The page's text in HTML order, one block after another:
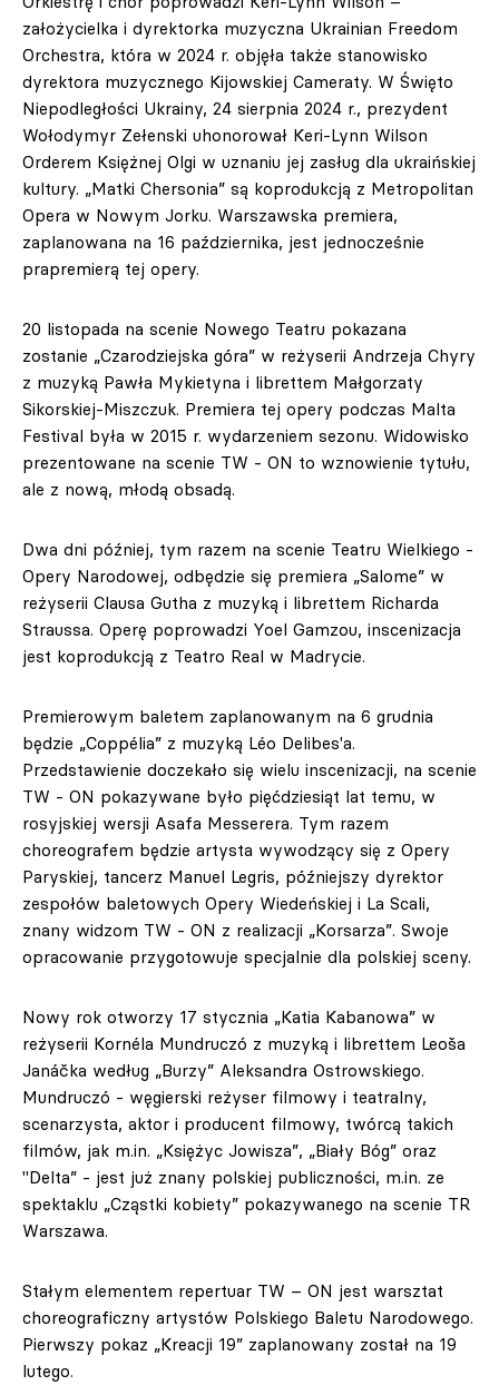
założycielka i dyrektorka muzyczna Ukrainian Freedom
Orchestra, która w 2024 r. objęła także stanowisko
dyrektora muzycznego Kijowskiej Cameraty. W Święto
Niepodległości Ukrainy, 24 sierpnia 2024 r., prezydent
Wołodymyr Zełenski uhonorował Keri-Lynn Wilson
Orderem Księżnej Olgi w uznaniu jej zasług dla ukraińskiej
kultury. „Matki Chersonia” są koprodukcją z Metropolitan
Opera w Nowym Jorku. Warszawska premiera,
zaplanowana na 16 października, jest jednocześnie
prapremierą tej opery.
20 listopada na scenie Nowego Teatru pokazana
zostanie „Czarodziejska góra” w reżyserii Andrzeja Chyry
z muzyką Pawła Mykietyna i librettem Małgorzaty
Sikorskiej-Miszczuk. Premiera tej opery podczas Malta
Festival była w 2015 r. wydarzeniem sezonu. Widowisko
prezentowane na scenie TW - ON to wznowienie tytułu,
ale z nową, młodą obsadą.
Dwa dni później, tym razem na scenie Teatru Wielkiego -
Opery Narodowej, odbędzie się premiera „Salome” w
reżyserii Clausa Gutha z muzyką i librettem Richarda
Straussa. Operę poprowadzi Yoel Gamzou, inscenizacja
jest koprodukcją z Teatro Real w Madrycie.
Premierowym baletem zaplanowanym na 6 grudnia
będzie „Coppélia” z muzyką Léo Delibes'a.
Przedstawienie doczekało się wielu inscenizacji, na scenie
TW - ON pokazywane było pięćdziesiąt lat temu, w
rosyjskiej wersji Asafa Messerera. Tym razem
choreografem będzie artysta wywodzący się z Opery
Paryskiej, tancerz Manuel Legris, późniejszy dyrektor
zespołów baletowych Opery Wiedeńskiej i La Scali,
znany widzom TW - ON z realizacji „Korsarza”. Swoje
opracowanie przygotowuje specjalnie dla polskiej sceny.
Nowy rok otworzy 17 stycznia „Katia Kabanowa” w
reżyserii Kornéla Mundruczó z muzyką i librettem Leoša
Janáčka według „Burzy” Aleksandra Ostrowskiego.
Mundruczó - węgierski reżyser filmowy i teatralny,
scenarzysta, aktor i producent filmowy, twórcą takich
filmów, jak m.in. „Księżyc Jowisza”, „Biały Bóg” oraz
"Delta” - jest już znany polskiej publiczności, m.in. ze
spektaklu „Cząstki kobiety” pokazywanego na scenie TR
Warszawa.
Stałym elementem repertuar TW – ON jest warsztat
choreograficzny artystów Polskiego Baletu Narodowego.
Pierwszy pokaz „Kreacji 19” zaplanowany został na 19
lutego.